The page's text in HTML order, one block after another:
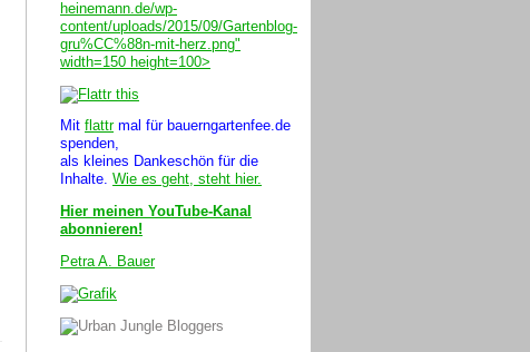
heinemann.de/wp-
content/uploads/2015/09/Gartenblog-
gru%CC%88n-mit-herz.png"
width=150 height=100>
Mit flattrmal für bauerngartenfee.de
spenden,
als kleines Dankeschön für die
Inhalte. Wie es geht, steht hier.
Hier meinen YouTube-Kanal
abonnieren!
Petra A. Bauer